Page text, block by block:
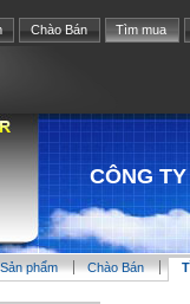
Chào Bán Tìm mua
CÔNG
Sản phẩm Chào Bán